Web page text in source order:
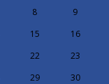
8
9
15
16
22
23
29
30